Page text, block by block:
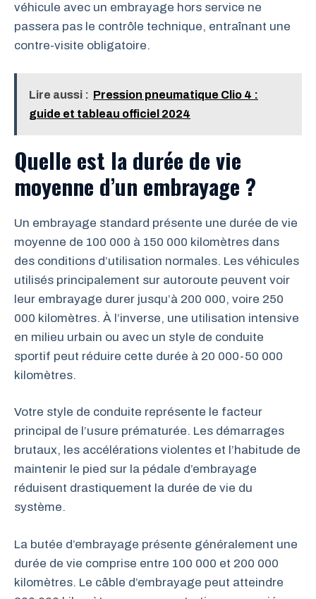
véhicule avec un embrayage hors service ne
passera pas le contrôle technique, entraînant une
contre-visite obligatoire.
Lire aussi : Pression pneumatique Clio 4 :
guide et tableau officiel 2024
Quelle est la durée de vie
moyenne d’un embrayage ?
Un embrayage standard présente une durée de vie
moyenne de 100 000 à 150 000 kilomètres dans
des conditions d’utilisation normales. Les véhicules
utilisés principalement sur autoroute peuvent voir
leur embrayage durer jusqu’à 200 000, voire 250
000 kilomètres. À l’inverse, une utilisation intensive
en milieu urbain ou avec un style de conduite
sportif peut réduire cette durée à 20 000-50 000
kilomètres.
Votre style de conduite représente le facteur
principal de l’usure prématurée. Les démarrages
brutaux, les accélérations violentes et l’habitude de
maintenir le pied sur la pédale d’embrayage
réduisent drastiquement la durée de vie du
système.
La butée d’embrayage présente généralement une
durée de vie comprise entre 100 000 et 200 000
kilomètres. Le câble d’embrayage peut atteindre